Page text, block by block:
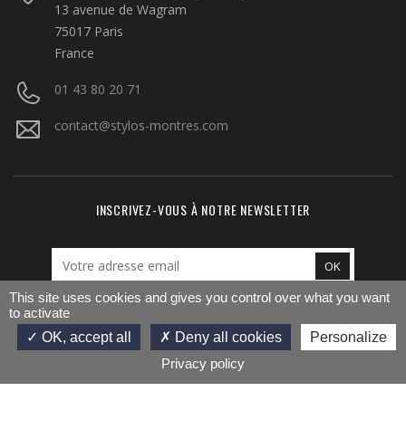
13 avenue de Wagram
75017 Paris
France
01 43 80 20 71
contact@stylos-montres.com
INSCRIVEZ-VOUS À NOTRE NEWSLETTER
NOUS SUIVRE FacebookTwitterPinterestInstagramLinkedIn
This site uses cookies and gives you control over what you want
to activate
OK, accept all
Deny all cookies
Personalize
Privacy policy